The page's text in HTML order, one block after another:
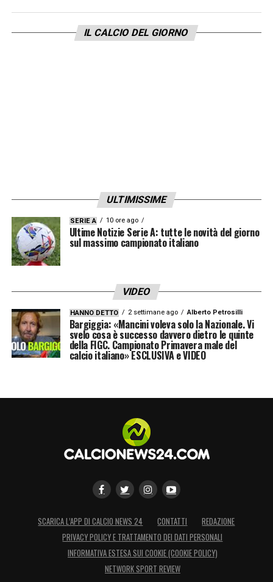
IL CALCIO DEL GIORNO
ULTIMISSIME
SERIE A 10 ore ago
Ultime Notizie Serie A: tutte le novità del giorno
sul massimo campionato italiano
VIDEO
HANNO DETTO 2 settimane ago Alberto Petrosilli
Bargiggia: «Mancini voleva solo la Nazionale. Vi
svelo cosa è successo davvero dietro le quinte
della FIGC. Campionato Primavera male del
calcio italiano» ESCLUSIVA e VIDEO
SCARICA L’APP DI CALCIO NEWS 24 CONTATTI
REDAZIONE
PRIVACY POLICY E TRATTAMENTO DEI DATI PERSONALI
INFORMATIVA ESTESA SUI COOKIE (COOKIE POLICY)
NETWORK SPORT REVIEW